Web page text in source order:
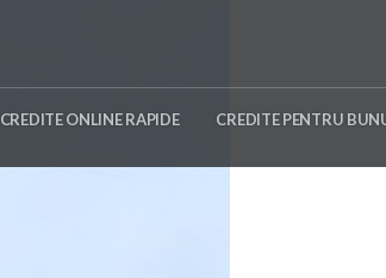
CREDITE ONLINE RAPIDE CREDITE PENTRU